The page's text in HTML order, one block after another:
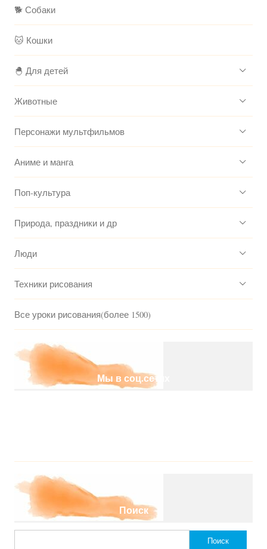
🐕 Собаки
🐱 Кошки
🐣 Для детей
Животные
Персонажи мультфильмов
Аниме и манга
Поп-культура
Природа, праздники и др
Люди
Техники рисования
Все уроки рисования(более 1500)
Мы в соц.сетях
Поиск